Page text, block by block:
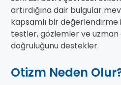
artırdığına dair bulgular
kapsamlı bir değerlendirme
testler, gözlemler ve uzman
doğruluğunu destekler.
Otizm Neden